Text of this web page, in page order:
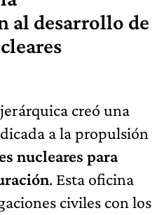
al desarrollo de
creó una
a la propulsión
nucleares para
. Esta oficina
civiles con los